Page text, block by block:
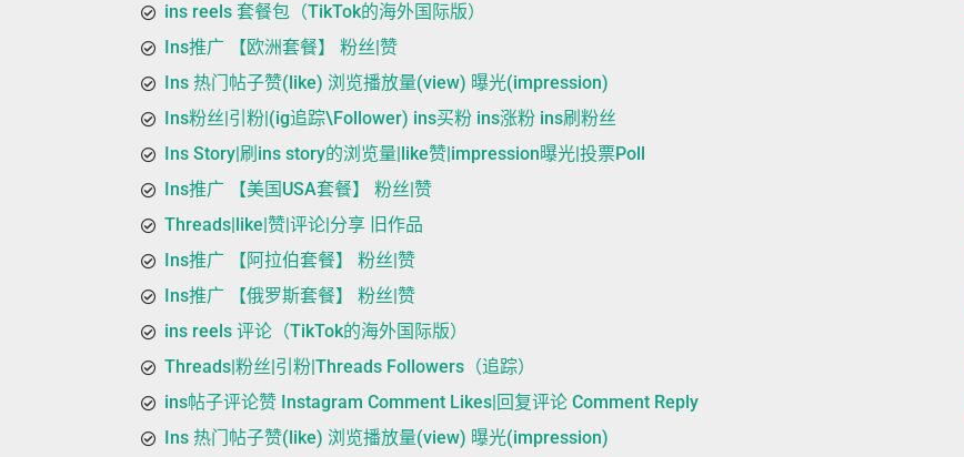
ins reels 套餐包（TikTok的海外国际版）
Ins推广 【欧洲套餐】 粉丝|赞
Ins 热门帖子赞(like) 浏览播放量(view) 曝光(impression)
Ins粉丝|引粉|(ig追踪\Follower) ins买粉 ins涨粉 ins刷粉丝
Ins Story|刷ins story的浏览量|like赞|impression曝光|投票Poll
Ins推广 【美国USA套餐】 粉丝|赞
Threads|like|赞|评论|分享 旧作品
Ins推广 【阿拉伯套餐】 粉丝|赞
Ins推广 【俄罗斯套餐】 粉丝|赞
ins reels 评论（TikTok的海外国际版）
Threads|粉丝|引粉|Threads Followers（追踪）
ins帖子评论赞 Instagram Comment Likes|回复评论 Comment Reply
Ins 热门帖子赞(like) 浏览播放量(view) 曝光(impression)